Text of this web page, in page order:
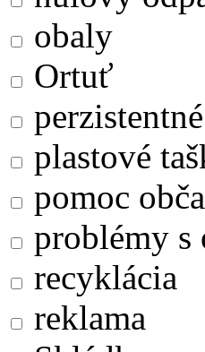
obaly
Ortuť
plastové
pomoc
problémy s
recyklácia
reklama